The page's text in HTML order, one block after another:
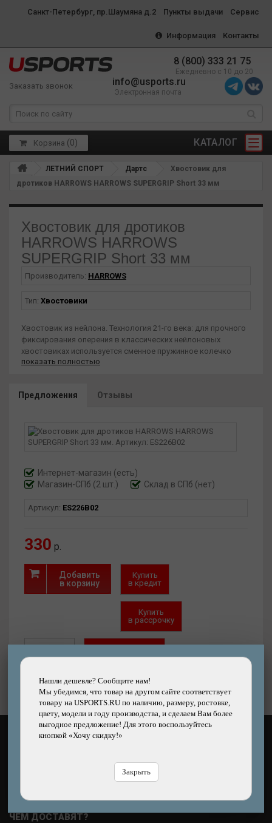
Санкт-Петербург, пр.Шаумяна д.2 Пункты выдачи Сервис
Информация Контакты
8 (800) 333 21 75
Ежедневно с 10 до 20
Заказать звонок info@usports.ru
Электронная почта
КАТАЛОГ
Корзина (0)
ЛЕТНИЙ СПОРТ Дартс
Хвостовик для
дротиков HARROWS HARROWS SUPERGRIP Short 33 мм
Хвостовик для дротиков
HARROWS HARROWS
SUPERGRIP Short 33 мм
Производитель: HARROWS
Тип: Хвостовики
Хвостовик из нейлона. Технология 21-го века: для прочного
фиксирования оперения в классических нейлоновых
хвостовиках используется сменное пружинное колечко
которое со временем перестает выполнять свои функции.
микронной точностью.
показать полностью
Предложения Отзывы
Интернет-магазин (есть)
Магазин-СПб (2 шт.)
Склад в СПб (нет)
Артикул: ES226B02
330 р.
Нашли дешевле? Сообщите нам!
Мы убедимся, что товар на другом сайте соответствует
товару на USPORTS.RU по наличию, размеру, ростовке,
цвету, модели и году производства, и сделаем Вам более
выгодное предложение! Для этого воспользуйтесь
кнопкой «Хочу скидку!»
Закрыть
Добавить
в корзину
Купить
в кредит
Купить
в рассрочку
заказ
Нашли дешевле?
КАК ОПЛАТИТЬ?
ЧЕМ ДОСТАВЯТ?